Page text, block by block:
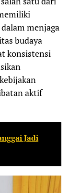
menjaga
budaya
konsistensi
aktif
Jadi